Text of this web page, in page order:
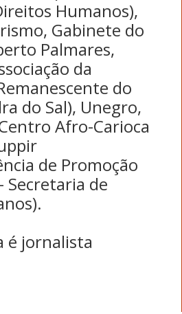
Humanos),
Gabinete do
Palmares,
da
do
do Sal), Unegro,
Afro-Carioca
de Promoção
Secretaria de
é jornalista